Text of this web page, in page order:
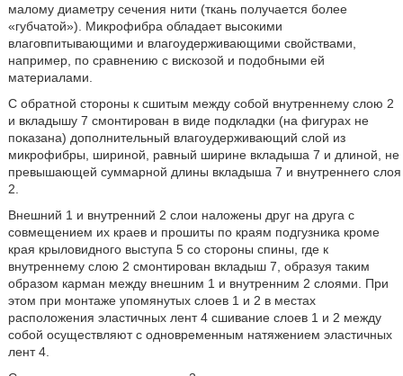
малому диаметру сечения нити (ткань получается более
«губчатой»). Микрофибра обладает высокими
влаговпитывающими и влагоудерживающими свойствами,
например, по сравнению с вискозой и подобными ей
материалами.
С обратной стороны к сшитым между собой внутреннему слою 2
и вкладышу 7 смонтирован в виде подкладки (на фигурах не
показана) дополнительный влагоудерживающий слой из
микрофибры, шириной, равный ширине вкладыша 7 и длиной, не
превышающей суммарной длины вкладыша 7 и внутреннего слоя
2.
Внешний 1 и внутренний 2 слои наложены друг на друга с
совмещением их краев и прошиты по краям подгузника кроме
края крыловидного выступа 5 со стороны спины, где к
внутреннему слою 2 смонтирован вкладыш 7, образуя таким
образом карман между внешним 1 и внутренним 2 слоями. При
этом при монтаже упомянутых слоев 1 и 2 в местах
расположения эластичных лент 4 сшивание слоев 1 и 2 между
собой осуществляют с одновременным натяжением эластичных
лент 4.